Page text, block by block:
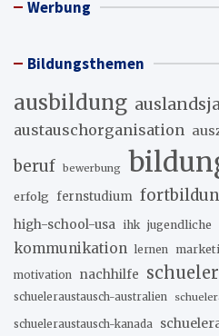
Werbung
Bildungsthemen
ausbildung
austauschorganisation
beruf bewerbung
erfolg fernstudium
high-school-usa ihk jugendliche
kommunikation lernen
motivation nachhilfe
schueleraustausch-australien
schueleraustausch-kanada